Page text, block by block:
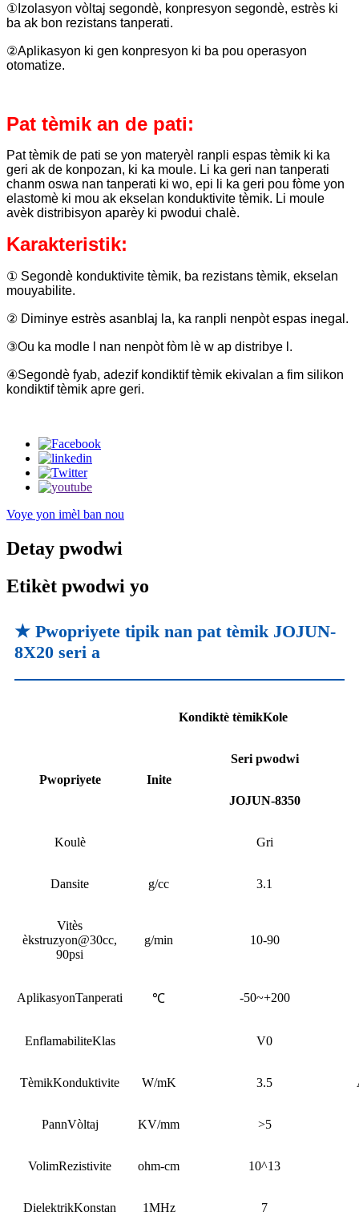
①Izolasyon vòltaj segondè, konpresyon segondè, estrès ki
ba ak bon rezistans tanperati.
②Aplikasyon ki gen konpresyon ki ba pou operasyon
otomatize.
Pat tèmik an de pati:
Pat tèmik de pati se yon materyèl ranpli espas tèmik ki ka
geri ak de konpozan, ki ka moule. Li ka geri nan tanperati
chanm oswa nan tanperati ki wo, epi li ka geri pou fòme yon
elastomè ki mou ak ekselan konduktivite tèmik. Li moule
avèk distribisyon aparèy ki pwodui chalè.
Karakteristik:
① Segondè konduktivite tèmik, ba rezistans tèmik, ekselan
mouyabilite.
② Diminye estrès asanblaj la, ka ranpli nenpòt espas inegal.
③Ou ka modle l nan nenpòt fòm lè w ap distribye l.
④Segondè fyab, adezif kondiktif tèmik ekivalan a fim silikon
kondiktif tèmik apre geri.
Voye yon imèl ban nou
Detay pwodwi
Etikèt pwodwi yo
★ Pwopriyete tipik nan pat tèmik JOJUN-
8X20 seri a
Kondiktè tèmikKole
Pwopriyete Inite
Seri pwodwi
JOJUN-8350
Koulè Gri
Dansite g/cc 3.1
Vitès
èkstruzyon@30cc,
90psi
g/min 10-90
AplikasyonTanperati ℃ -50~+200
EnflamabiliteKlas V0
TèmikKonduktivite W/mK 3.5
PannVòltaj KV/mm >5
VolimRezistivite ohm-cm 10^13
DielektrikKonstan 1MHz 7